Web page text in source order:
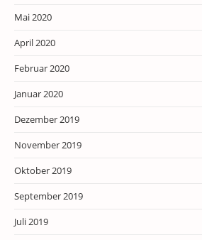
Mai 2020
April 2020
Februar 2020
Januar 2020
Dezember 2019
November 2019
Oktober 2019
September 2019
Juli 2019